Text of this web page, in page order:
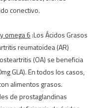
conectivo.
omega 6:Los Ácidos Grasos
reumatoidea (AR)
(OA) se beneficia
GLA). En todos los casos,
alimentos grasos.
de prostaglandinas